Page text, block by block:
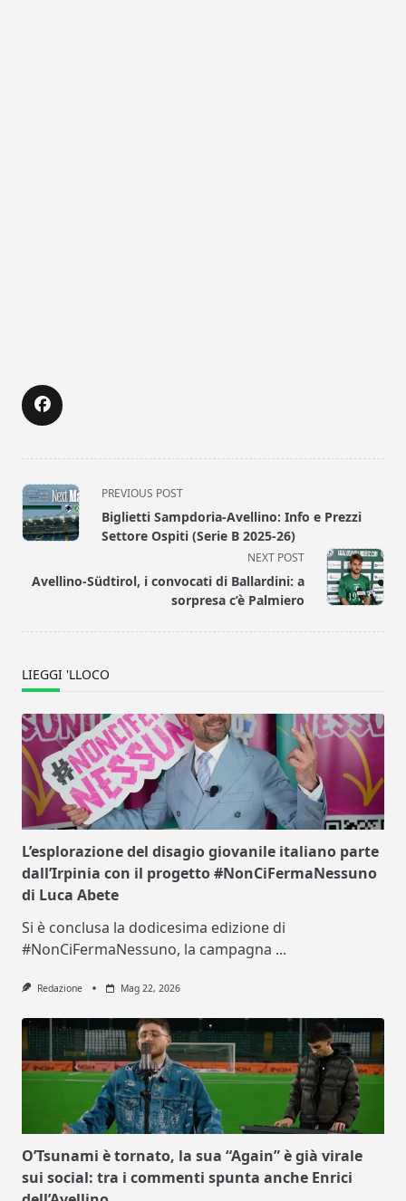
<span
class="nav-
subtitle
reader-
PREVIOUS POST
Biglietti Sampdoria-Avellino: Info e Prezzi
Settore Ospiti (Serie B 2025-26)
NEXT POST
Avellino-Südtirol, i convocati di Ballardini: a
sorpresa c’è Palmiero
LIEGGI 'LLOCO
L’esplorazione del disagio giovanile italiano parte
dall’Irpinia con il progetto #NonCiFermaNessuno
di Luca Abete
Si è conclusa la dodicesima edizione di
#NonCiFermaNessuno, la campagna ...
Redazione Mag 22, 2026
O’Tsunami è tornato, la sua “Again” è già virale
sui social: tra i commenti spunta anche Enrici